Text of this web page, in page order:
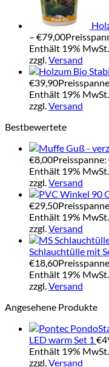
– €79,00
Enthält 19% MwSt.
zzgl.Versand
€39,90
Enthält 19% MwSt.
zzgl.Versand
Bestbewertete
€8,00
Enthält 19% MwSt.
zzgl.Versand
€29,50
Enthält 19% MwSt.
zzgl.Versand
Schlauchtülle mit
€18,60
Enthält 19% MwSt.
zzgl.Versand
Angesehene Produkte
LED warm Set 1 €
Enthält 19% MwSt.
zzgl.Versand